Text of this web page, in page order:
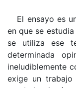
El ensayo es
en que se
se utiliza ese
determinada
ineludiblemente
exige un trabajo